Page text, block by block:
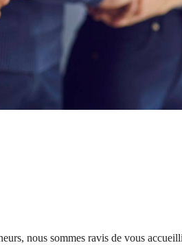
nous sommes ravis de vous